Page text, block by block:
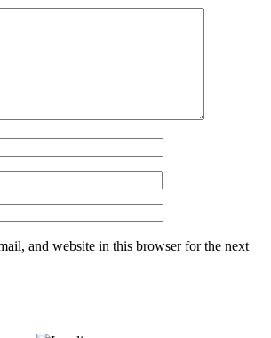
and website in this browser for the next